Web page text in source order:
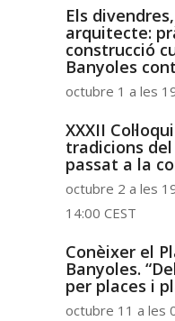
Els
arquitecte:
construcció
Banyoles
octubre 1 a les
XXXII
tradicions del
passat a la
octubre 2 a les
14:00 CEST
Conèixer el
Banyoles.
per places i
octubre 11 a les